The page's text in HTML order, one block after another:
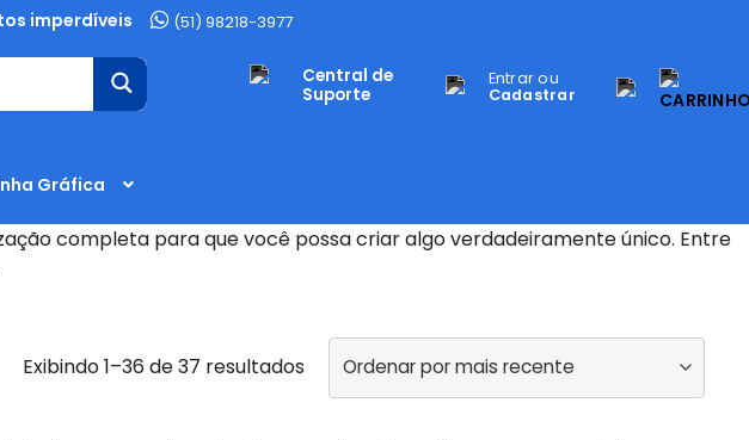
imperdíveis (51) 98218-3977
Central de
Suporte
Entrar ou
Cadastrar
Gráfica
completa para que você possa criar algo verdadeiramente único. Entre
Exibindo 1–36 de 37 resultados